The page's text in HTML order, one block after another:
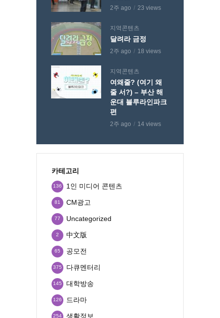
2주 ago 23 views
지역콘텐츠
달려라 금정
2주 ago 18 views
지역콘텐츠
여왜줄? (여기 왜
줄 서?) – 부산 해
운대 블루라인파크
편
2주 ago 14 views
카테고리
1인 미디어 콘텐츠
136
CM광고
81
Uncategorized
77
中文版
2
공모전
65
다큐멘터리
375
대학방송
145
드라마
126
생활정보
254